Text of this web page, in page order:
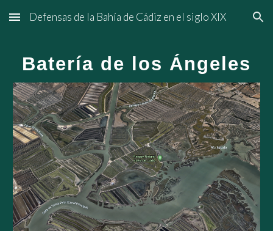
Skip to main content Skip to navigation
Defensas de la Bahía de Cádiz en el siglo XIX
Batería de los Ángeles